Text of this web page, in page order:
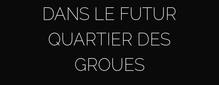
DANS LE FUTUR
QUARTIER DES
GROUES